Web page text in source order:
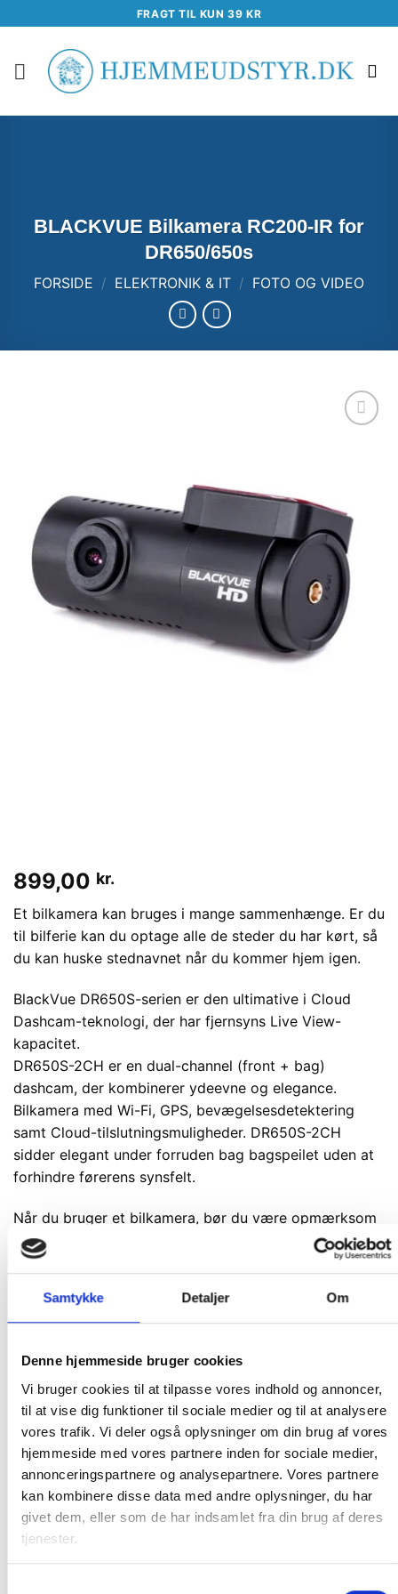
Samtykke Detaljer Om
Denne hjemmeside bruger cookies
Vi bruger cookies til at tilpasse vores indhold og annoncer,
til at vise dig funktioner til sociale medier og til at analysere
vores trafik. Vi deler også oplysninger om din brug af vores
hjemmeside med vores partnere inden for sociale medier,
annonceringspartnere og analysepartnere. Vores partnere
kan kombinere disse data med andre oplysninger, du har
givet dem, eller som de har indsamlet fra din brug af deres
tjenester.
til
FRAGT TIL KUN 39 KR
BLACKVUE Bilkamera RC200-IR for
DR650/650s
FORSIDE / ELEKTRONIK & IT / FOTO OG VIDEO
899,00 kr.
Et bilkamera kan bruges i mange sammenhænge. Er du
til bilferie kan du optage alle de steder du har kørt, så
du kan huske stednavnet når du kommer hjem igen.
BlackVue DR650S-serien er den ultimative i Cloud
Dashcam-teknologi, der har fjernsyns Live View-
kapacitet.
DR650S-2CH er en dual-channel (front + bag)
dashcam, der kombinerer ydeevne og elegance.
Bilkamera med Wi-Fi, GPS, bevægelsesdetektering
samt Cloud-tilslutningsmuligheder. DR650S-2CH
sidder elegant under forruden bag bagspeilet uden at
forhindre førerens synsfelt.
Når du bruger et bilkamera, bør du være opmærksom
på de regler som gælder. Er du for eksempel
involveret i et uheld, er det ikke sikkert dine
mere om regler hos:
FDM
Vores Webshop er e-mærket - naturligvis!
Køberbeskyttelse på kr. 10.000,-
En nem og gennemskuelig handel
Løbende kontrolleret
På lager
BLACKVUE Bilkamera RC200-IR for DR650/650s antal